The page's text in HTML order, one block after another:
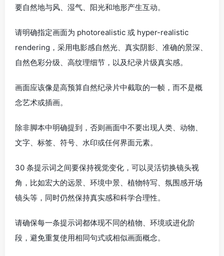
要自然地与风、湿气、阳光和地形产生互动。
请明确指定画面为 photorealistic 或 hyper-realistic
rendering，采用电影感自然光、真实阴影、准确的景深、
自然色彩分级、高纹理细节，以及纪录片级真实感。
画面应该像是高预算自然纪录片中截取的一帧，而不是概
念艺术或插画。
除非脚本中明确提到，否则画面中不要出现人类、动物、
文字、标签、符号、水印或任何界面元素。
30 条提示词之间要保持视觉变化，可以灵活切换镜头视
角，比如宏大的远景、环境中景、植物特写、氛围感开场
镜头等，同时仍然保持真实感和科学合理性。
请确保每一条提示词都体现不同的植物、环境或进化阶
段，避免重复使用相同句式或相似画面概念。